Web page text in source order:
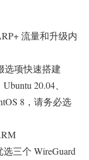
流量和升级内
选项快速搭建
20.04、
8，请务必选
三个 WireGuard